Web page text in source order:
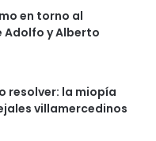
en torno al
Adolfo y Alberto
resolver: la miopía
villamercedinos